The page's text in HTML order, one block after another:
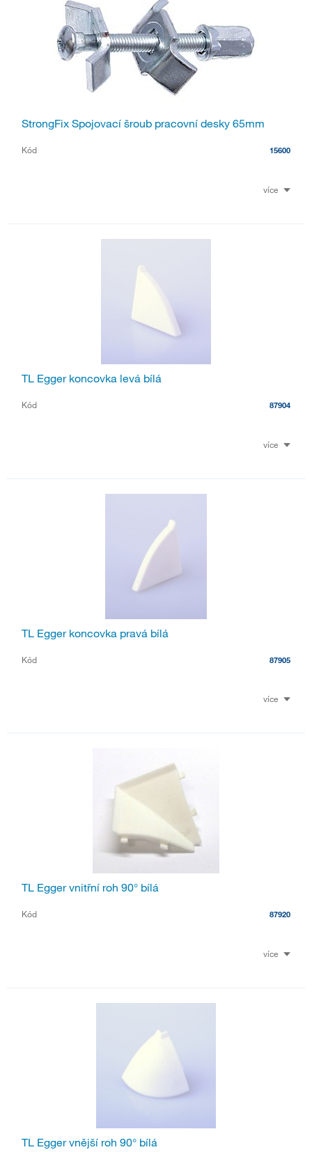
StrongFix Spojovací šroub pracovní desky 65mm
Kód 15600
více
TL Egger koncovka levá bílá
Kód 87904
více
TL Egger koncovka pravá bílá
Kód 87905
více
TL Egger vnitřní roh 90° bílá
Kód 87920
více
TL Egger vnější roh 90° bílá